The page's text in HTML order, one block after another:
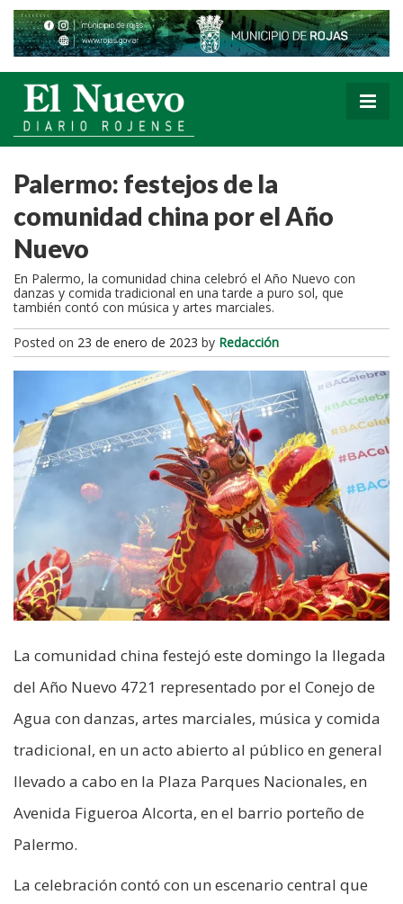
Palermo: festejos de la
comunidad china por el Año
Nuevo
En Palermo, la comunidad china celebró el Año Nuevo con
danzas y comida tradicional en una tarde a puro sol, que
también contó con música y artes marciales.
Posted on 23 de enero de 2023 by Redacción
La comunidad china festejó este domingo la llegada
del Año Nuevo 4721 representado por el Conejo de
Agua con danzas, artes marciales, música y comida
tradicional, en un acto abierto al público en general
llevado a cabo en la Plaza Parques Nacionales, en
Avenida Figueroa Alcorta, en el barrio porteño de
Palermo.
La celebración contó con un escenario central que